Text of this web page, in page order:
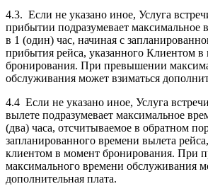
4.3. Если не указано иное, Услуга
прибытии подразумевает максимальное
в 1 (один) час, начиная с
прибытия рейса, указанного Клиентом в
бронирования. При превышении
обслуживания может взиматься
4.4 Если не указано иное, Услуга
вылете подразумевает максимальное
(два) часа, отсчитываемое в обратном
запланированного времени вылета
клиентом в момент бронирования. При
максимального времени обслуживания
дополнительная плата.